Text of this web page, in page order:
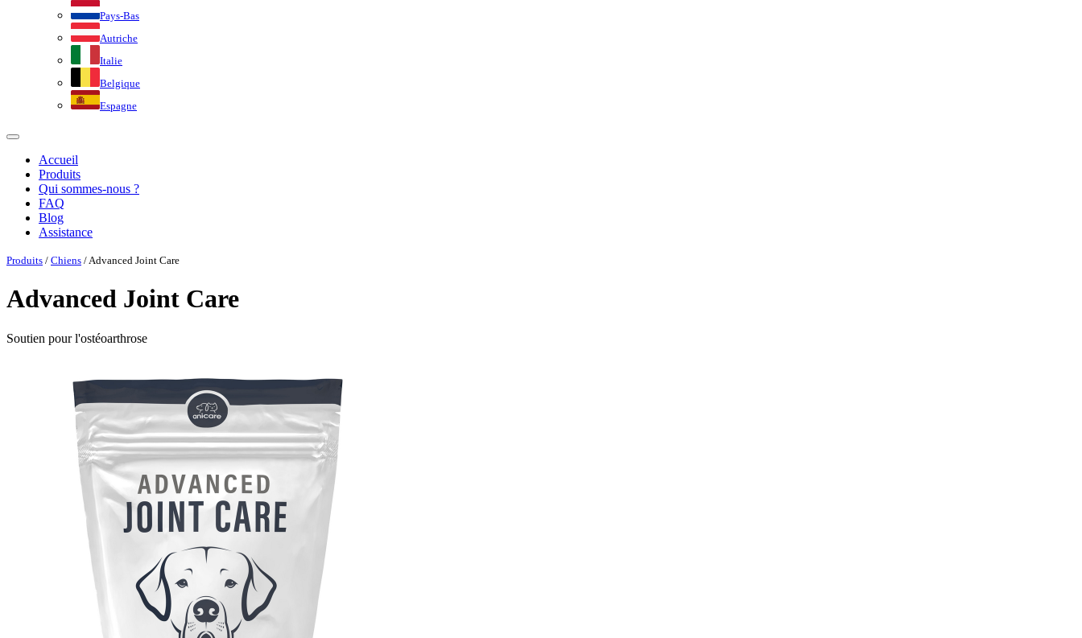
Pays-Bas
Autriche
Italie
Belgique
Espagne
Accueil
Produits
Qui sommes-nous ?
FAQ
Blog
Assistance
Produits / Chiens / Advanced Joint Care
Advanced Joint Care
Soutien pour l'ostéoarthrose